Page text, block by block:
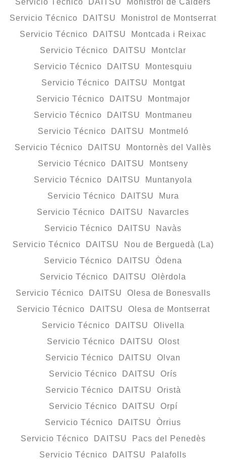
Servicio Técnico DAITSU Monistrol de Calders
Servicio Técnico DAITSU Monistrol de Montserrat
Servicio Técnico DAITSU Montcada i Reixac
Servicio Técnico DAITSU Montclar
Servicio Técnico DAITSU Montesquiu
Servicio Técnico DAITSU Montgat
Servicio Técnico DAITSU Montmajor
Servicio Técnico DAITSU Montmaneu
Servicio Técnico DAITSU Montmeló
Servicio Técnico DAITSU Montornès del Vallès
Servicio Técnico DAITSU Montseny
Servicio Técnico DAITSU Muntanyola
Servicio Técnico DAITSU Mura
Servicio Técnico DAITSU Navarcles
Servicio Técnico DAITSU Navàs
Servicio Técnico DAITSU Nou de Berguedà (La)
Servicio Técnico DAITSU Òdena
Servicio Técnico DAITSU Olèrdola
Servicio Técnico DAITSU Olesa de Bonesvalls
Servicio Técnico DAITSU Olesa de Montserrat
Servicio Técnico DAITSU Olivella
Servicio Técnico DAITSU Olost
Servicio Técnico DAITSU Olvan
Servicio Técnico DAITSU Orís
Servicio Técnico DAITSU Oristà
Servicio Técnico DAITSU Orpí
Servicio Técnico DAITSU Òrrius
Servicio Técnico DAITSU Pacs del Penedès
Servicio Técnico DAITSU Palafolls